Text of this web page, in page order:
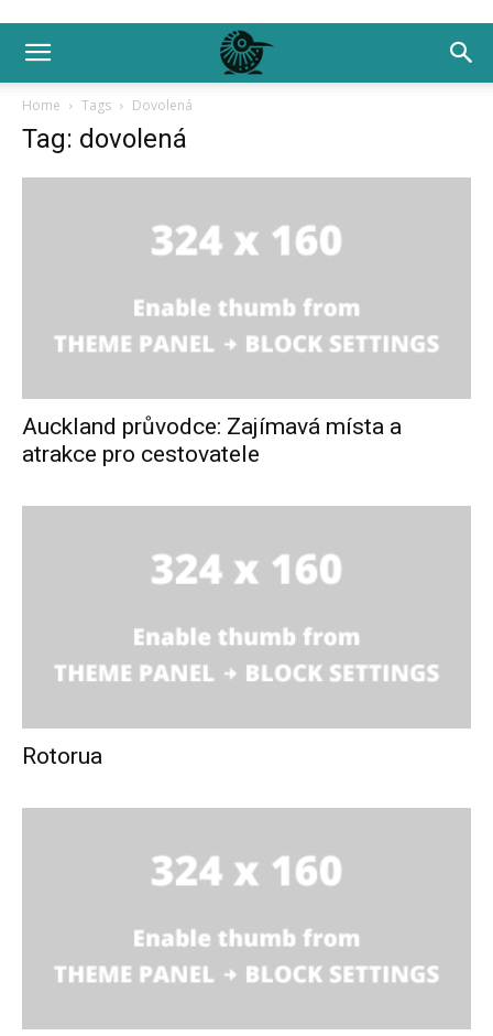
Home Tags Dovolená
Tag: dovolená
Auckland průvodce: Zajímavá místa a
atrakce pro cestovatele
Rotorua